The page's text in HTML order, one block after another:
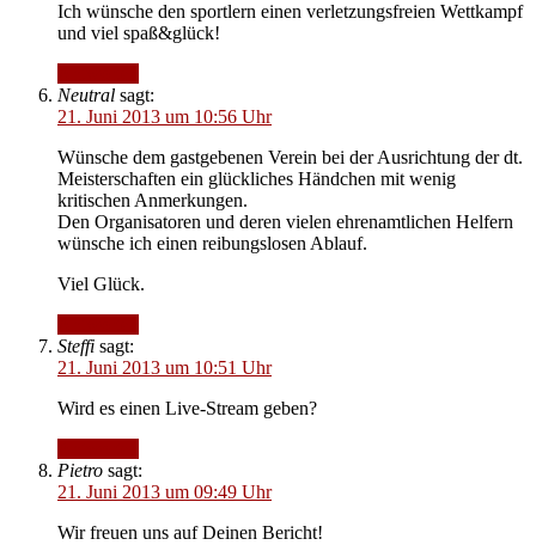
Ich wünsche den sportlern einen verletzungsfreien Wettkampf
und viel spaß&glück!
Neutral sagt:
21. Juni 2013 um 10:56 Uhr
Wünsche dem gastgebenen Verein bei der Ausrichtung der dt.
Meisterschaften ein glückliches Händchen mit wenig
kritischen Anmerkungen.
Den Organisatoren und deren vielen ehrenamtlichen Helfern
wünsche ich einen reibungslosen Ablauf.
Viel Glück.
Steffi sagt:
21. Juni 2013 um 10:51 Uhr
Wird es einen Live-Stream geben?
Pietro sagt:
21. Juni 2013 um 09:49 Uhr
Wir freuen uns auf Deinen Bericht!